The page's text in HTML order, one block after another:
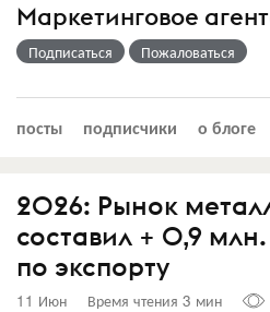
Маркетинговое
Подписаться Пожаловаться
посты подписчики о блоге
2026: Рынок
составил + 0,9
по экспорту
11 Июн Время чтения 3 мин